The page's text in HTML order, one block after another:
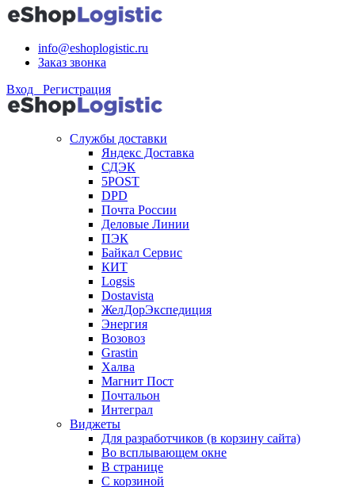
info@eshoplogistic.ru
Заказ звонка
Вход Регистрация
Службы доставки
Яндекс Доставка
СДЭК
5POST
DPD
Почта России
Деловые Линии
ПЭК
Байкал Сервис
КИТ
Logsis
Dostavista
ЖелДорЭкспедиция
Энергия
Возовоз
Grastin
Халва
Магнит Пост
Почтальон
Интеграл
Виджеты
Для разработчиков (в корзину сайта)
Во всплывающем окне
В странице
С корзиной